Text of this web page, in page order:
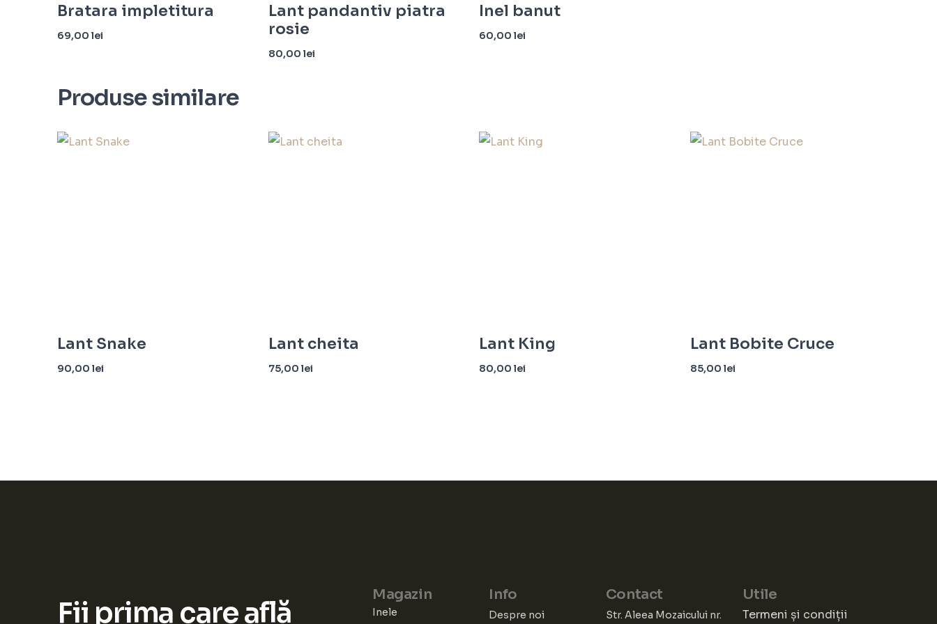
Bratara impletitura
69,00 lei
Lant pandantiv piatra
rosie
80,00 lei
Inel banut
60,00 lei
Produse similare
Lant Snake
90,00 lei
Lant cheita
75,00 lei
Lant King
80,00 lei
Lant Bobite Cruce
85,00 lei
Fii prima care află
Magazin
Inele
Info
Despre noi
Contact
Str. Aleea Mozaicului nr.
Utile
Termeni și condiții